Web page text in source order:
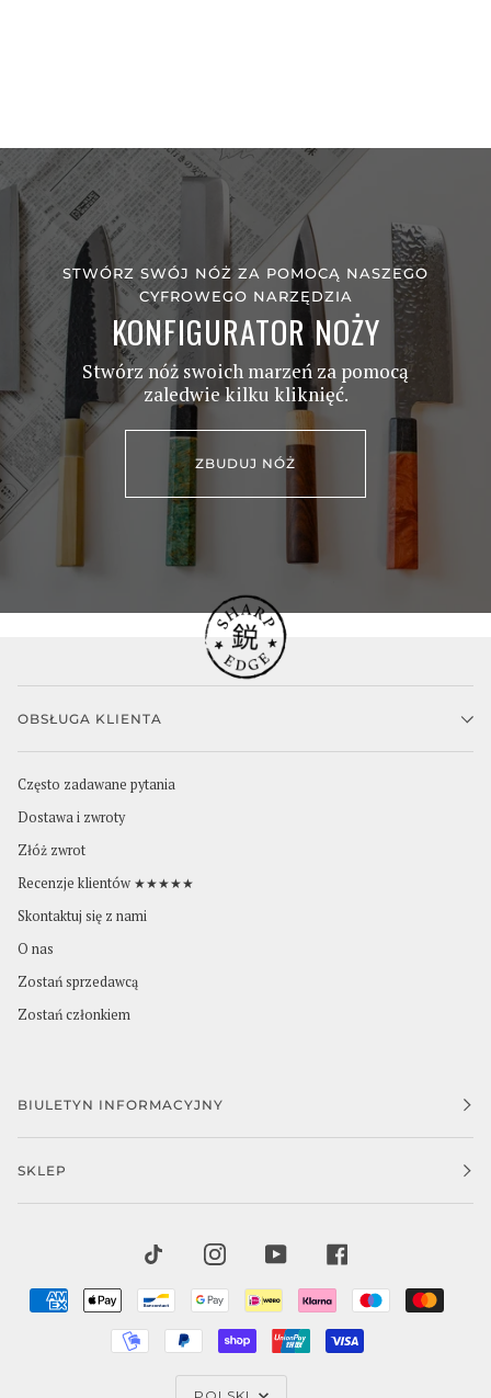
STWÓRZ SWÓJ NÓŻ ZA POMOCĄ NASZEGO
CYFROWEGO NARZĘDZIA
KONFIGURATOR NOŻY
Stwórz nóż swoich marzeń za pomocą
zaledwie kilku kliknięć.
ZBUDUJ NÓŻ
OBSŁUGA KLIENTA
Często zadawane pytania
Dostawa i zwroty
Złóż zwrot
Recenzje klientów ★★★★★
Skontaktuj się z nami
O nas
Zostań sprzedawcą
Zostań członkiem
BIULETYN INFORMACYJNY
SKLEP
TIKTOK INSTAGRAMYOUTUBE
AMERICANAPPLE
BANCONTACT
GOOGLEIDEAL KLARNA MAESTRO
MOBILEPAY
PAYPAL
SHOPIFY UNIONPAY
JĘZYK